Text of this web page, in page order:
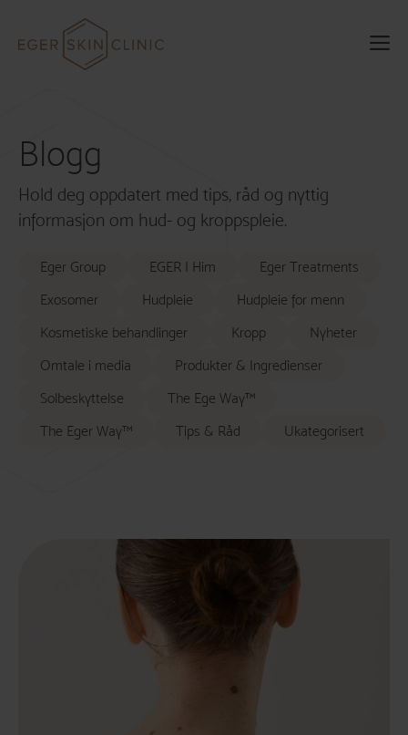
innhold
Blogg
Hold deg oppdatert med tips, råd og nyttig
informasjon om hud- og kroppspleie.
Eger Group EGER I Him
Eger Treatments
Exosomer
Hudpleie
Hudpleie for menn
Kosmetiske behandlinger
Kropp
Nyheter
Omtale i media
Produkter & Ingredienser
Solbeskyttelse
The Ege Way™
The Eger Way™
Tips & Råd Ukategorisert